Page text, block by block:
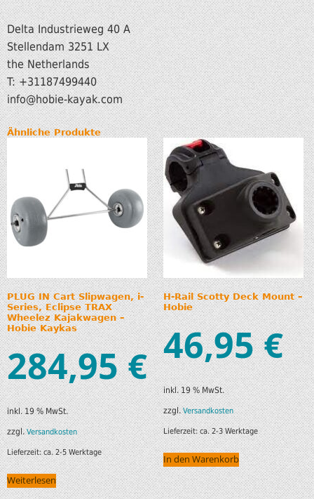
Delta Industrieweg 40 A
Stellendam 3251 LX
the Netherlands
T: +31187499440
info@hobie-kayak.com
Ähnliche Produkte
PLUG IN Cart Slipwagen, i-
Series, Eclipse TRAX
Wheelez Kajakwagen –
Hobie Kaykas
284,95€
inkl. 19 % MwSt.
zzgl.Versandkosten
Lieferzeit:ca. 2-5 Werktage
Weiterlesen
H-Rail Scotty Deck Mount –
Hobie
46,95€
inkl. 19 % MwSt.
zzgl.Versandkosten
Lieferzeit:ca. 2-3 Werktage
In den Warenkorb